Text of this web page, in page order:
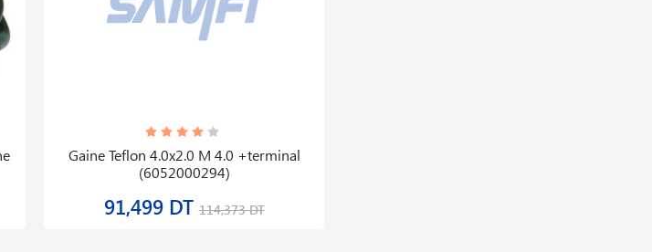
Gaine Teflon 4.0x2.0 M 4.0 +terminal
(6052000294)
91,499 DT114,373 DT